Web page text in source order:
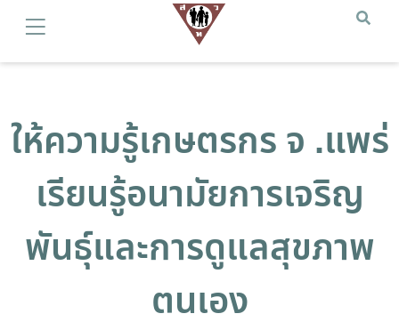
ให้ความรู้เกษตรกร จ .แพร่
เรียนรู้อนามัยการเจริญ
พันธุ์และการดูแลสุขภาพ
ตนเอง